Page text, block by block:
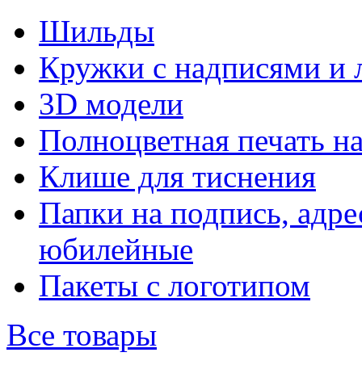
Шильды
Кружки с надписями и
3D модели
Полноцветная печать
Клише для тиснения
Папки на подпись,
юбилейные
Пакеты с логотипом
Все товары